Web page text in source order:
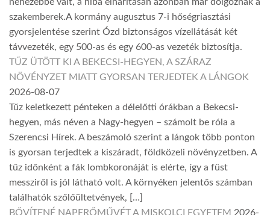
szakemberek.A kormány augusztus 7-i hőségriasztási
gyorsjelentése szerint Ózd biztonságos vízellátását két
távvezeték, egy 500-as és egy 600-as vezeték biztosítja.
TŰZ ÜTÖTT KI A BEKECSI-HEGYEN, A SZÁRAZ
NÖVÉNYZET MIATT GYORSAN TERJEDTEK A LÁNGOK
2026-08-07
Tűz keletkezett pénteken a délelőtti órákban a Bekecsi-
hegyen, más néven a Nagy-hegyen – számolt be róla a
Szerencsi Hírek. A beszámoló szerint a lángok több ponton
is gyorsan terjedtek a kiszáradt, földközeli növényzetben. A
tűz időnként a fák lombkoronáját is elérte, így a füst
messziről is jól látható volt. A környéken jelentős számban
találhatók szőlőültetvények, […]
BŐVÍTENÉ NAPERŐMŰVÉT A MISKOLCI EGYETEM 2026-